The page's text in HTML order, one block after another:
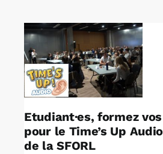
Rechercher:
Annonces emploi
Etudiant·es, formez
pour le Time’s Up
de la SFORL